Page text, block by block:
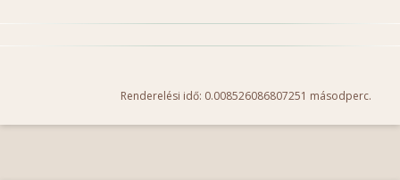
Renderelési idő: 0.008526086807251 másodperc.